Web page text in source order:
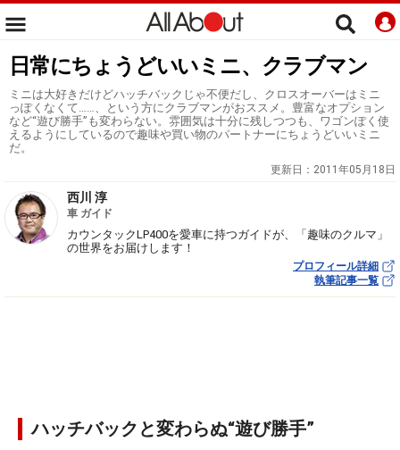
日常にちょうどいいミニ、クラブマン
ミニは大好きだけどハッチバックじゃ不便だし、クロスオーバーはミニ
っぽくなくて……、という方にクラブマンがおススメ。豊富なオプション
など“遊び勝手”も変わらない。雰囲気は十分に残しつつも、ワゴンぽく使
えるようにしているので趣味や買い物のパートナーにちょうどいいミニ
だ。
更新日： 2011年05月18日
西川 淳
車 ガイド
カウンタックLP400を愛車に持つガイドが、「趣味のクルマ」
の世界をお届けします！
プロフィール詳細
執筆記事一覧
ハッチバックと変わらぬ“遊び勝手”